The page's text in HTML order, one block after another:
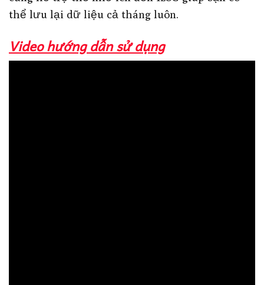
thể lưu lại dữ liệu cả tháng luôn.
Video hướng dẫn sử dụng